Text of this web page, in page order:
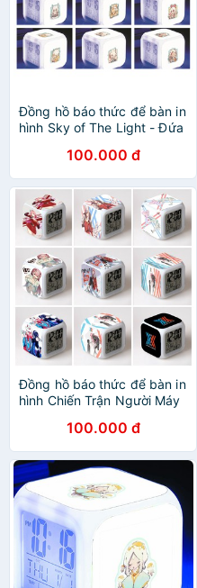
Đồng hồ báo thức để bàn in
hình Sky of The Light - Đứa
100.000 đ
Đồng hồ báo thức để bàn in
hình Chiến Trận Người Máy
LED đổi màu anime chibi
tiện lợi xinh xắn
100.000 đ